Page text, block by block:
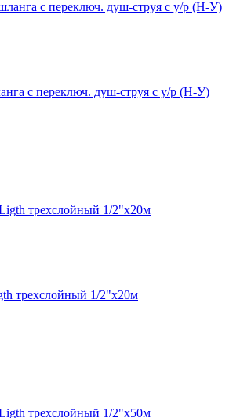
с переключ. душ-струя с у/р (Н-У)
трехслойный 1/2"х20м